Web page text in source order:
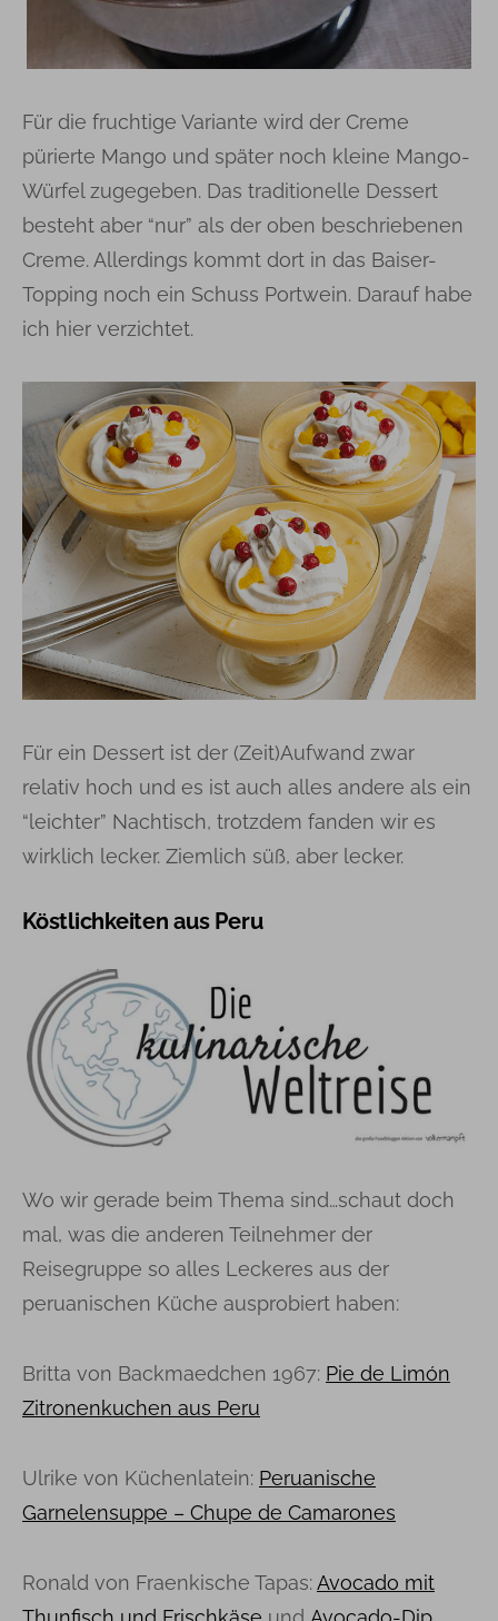
Für die fruchtige Variante wird der Creme
pürierte Mango und später noch kleine Mango-
Würfel zugegeben. Das traditionelle Dessert
besteht aber “nur” als der oben beschriebenen
Creme. Allerdings kommt dort in das Baiser-
Topping noch ein Schuss Portwein. Darauf habe
ich hier verzichtet.
Für ein Dessert ist der (Zeit)Aufwand zwar
relativ hoch und es ist auch alles andere als ein
“leichter” Nachtisch, trotzdem fanden wir es
wirklich lecker. Ziemlich süß, aber lecker.
Köstlichkeiten aus Peru
Wo wir gerade beim Thema sind…schaut doch
mal, was die anderen Teilnehmer der
Reisegruppe so alles Leckeres aus der
peruanischen Küche ausprobiert haben:
Britta von Backmaedchen 1967: Pie de Limón
Zitronenkuchen aus Peru
Ulrike von Küchenlatein: Peruanische
Garnelensuppe – Chupe de Camarones
Ronald von Fraenkische Tapas: Avocado mit